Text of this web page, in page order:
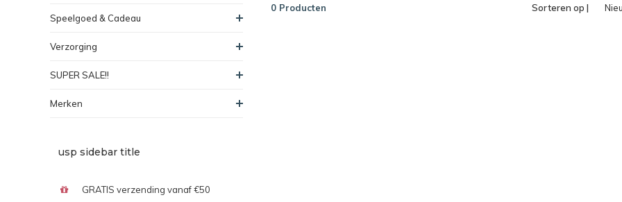
Speelgoed & Cadeau
Verzorging
SUPER SALE!!
Merken
usp sidebar title
GRATIS verzending vanaf €50
0 Producten Sorteren op |